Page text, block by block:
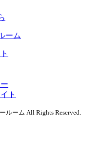
ト
ルーム All Rights Reserved.